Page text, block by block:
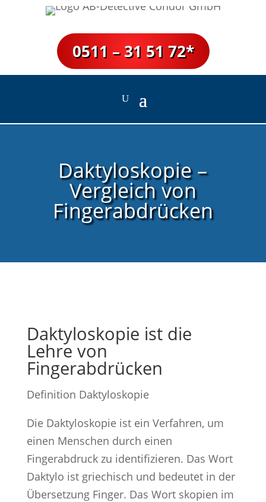
0511 – 31 51 72*
Daktyloskopie –
Vergleich von
Fingerabdrücken
Daktyloskopie ist die
Lehre von
Fingerabdrücken
Definition Daktyloskopie
Die Daktyloskopie ist ein Verfahren, um
einen Menschen durch einen
Fingerabdruck zu identifizieren. Das Wort
Daktylo ist griechisch und bedeutet in der
Übersetzung Finger. Das Wort skopien im